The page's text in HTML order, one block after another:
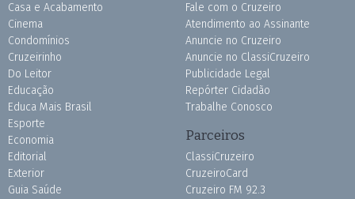
Casa e Acabamento
Cinema
Condomínios
Cruzeirinho
Do Leitor
Educação
Educa Mais Brasil
Esporte
Economia
Editorial
Exterior
Guia Saúde
Fale com o Cruzeiro
Atendimento ao Assinante
Anuncie no Cruzeiro
Anuncie no ClassiCruzeiro
Publicidade Legal
Repórter Cidadão
Trabalhe Conosco
Parceiros
ClassiCruzeiro
CruzeiroCard
Cruzeiro FM 92.3